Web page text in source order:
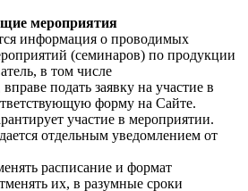
мероприятия
информация о проводимых
(семинаров) по продукции
в том числе
подать заявку на участие в
форму на Сайте.
участие в мероприятии.
отдельным уведомлением от
расписание и формат
их, в разумные сроки